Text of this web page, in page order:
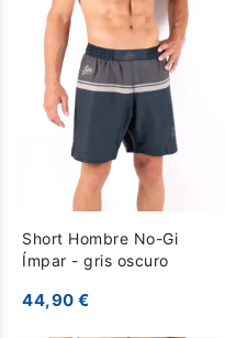
Short Hombre No-Gi
Ímpar - gris oscuro
44,90 €